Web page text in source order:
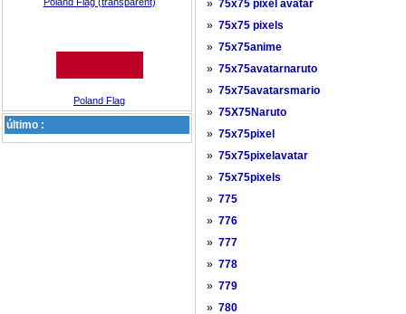
Poland Flag
último :
» 75x75 pixel avatar
» 75x75 pixels
» 75x75anime
» 75x75avatarnaruto
» 75x75avatarsmario
» 75X75Naruto
» 75x75pixel
» 75x75pixelavatar
» 75x75pixels
» 775
» 776
» 777
» 778
» 779
» 780